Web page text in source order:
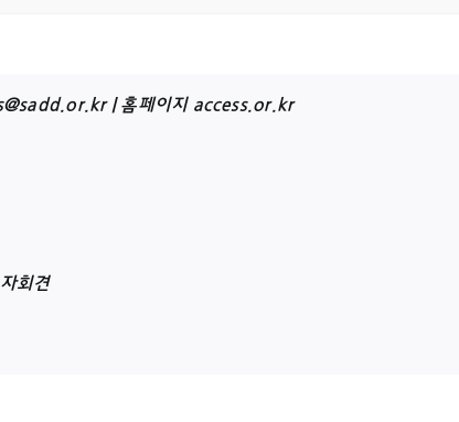
| 홈페이지 access.or.kr
회견